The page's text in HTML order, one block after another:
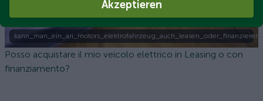
Posso acquistare il mio veicolo elettrico in Leasing o con
finanziamento?
Akzeptieren